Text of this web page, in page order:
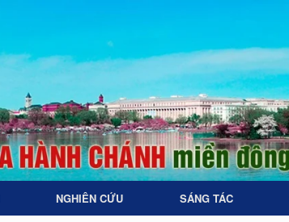
NGHIÊN CỨU SÁNG TÁC